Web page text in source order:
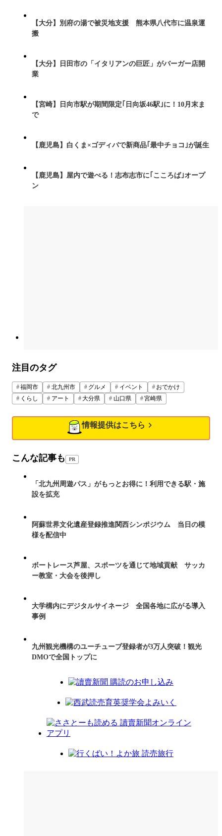
【大分】別府の湯で被災地支援 熊本県八代市に温泉運
搬
【大分】日田市の「イタリアンの巨匠」がバーガー店開
業
【宮崎】日向市駅が期間限定｢日向坂46駅｣に！10月末ま
で
【鹿児島】白くま×ゴディバで新商品｢最中チョコ｣が誕生
【鹿児島】屋内で遊べる！志布志市に｢こころば｣オープ
ン
注目のタグ
福岡市 北九州市 グルメ イベント
おでかけ
くらし
アート 大分県 山口県 宮崎県
情報提供はこちら
こんな記事も PR
「北九州周遊パス」がもっとお得に！利用できる駅・施
設を拡充
阿蘇世界文化遺産登録推進関西シンポジウム 当日の模
様を配信中
ボートレース芦屋、スポーツを通じて地域貢献 サッカ
ー教室・大会を後押し
大学構内にデジタルサイネージ 全国各地に広がる導入
事例
九州観光機構のユーチューブ登録者が3万人突破！観光
DMOで全国トップに